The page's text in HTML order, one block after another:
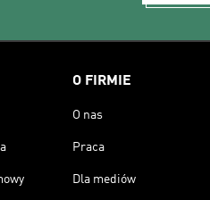
O FIRMIE
O nas
Praca
Dla mediów